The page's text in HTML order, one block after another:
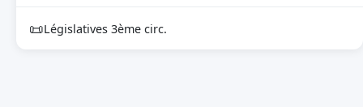
📜Législatives 3ème circ.